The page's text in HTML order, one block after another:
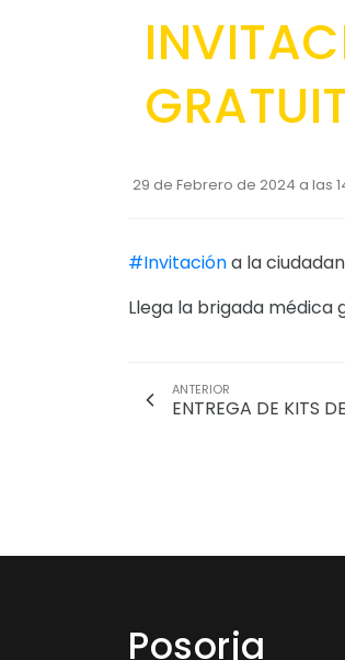
29 de Febrero de 2024 a las
#Invitacióna la
Llega la brigada médica
ANTERIOR
ENTREGA DE KITS
Posorja